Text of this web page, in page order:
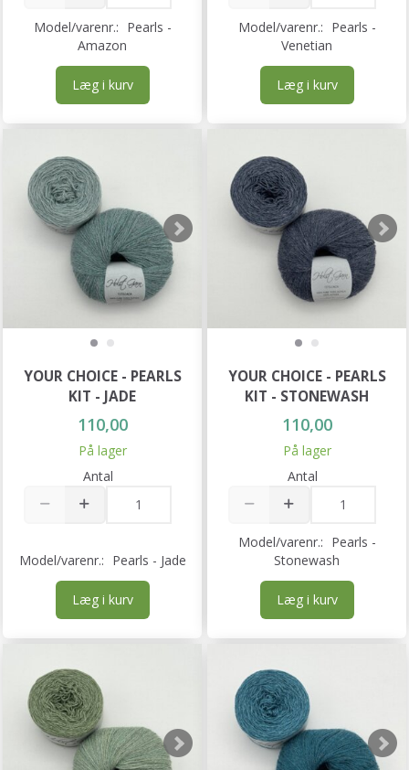
Model/varenr.: Pearls -
Amazon
Læg i kurv
Model/varenr.: Pearls -
Venetian
Læg i kurv
YOUR CHOICE - PEARLS
KIT - JADE
110,00
På lager
Antal
Model/varenr.: Pearls - Jade
Læg i kurv
YOUR CHOICE - PEARLS
KIT - STONEWASH
110,00
På lager
Antal
Model/varenr.: Pearls -
Stonewash
Læg i kurv